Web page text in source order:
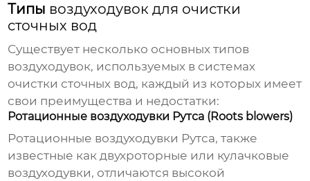
Типы воздуходувок для очистки
сточных вод
Существует несколько основных типов
воздуходувок, используемых в системах
очистки сточных вод, каждый из которых имеет
свои преимущества и недостатки:
Ротационные воздуходувки Рутса (Roots blowers)
Ротационные воздуходувки Рутса, также
известные как двухроторные или кулачковые
воздуходувки, отличаются высокой